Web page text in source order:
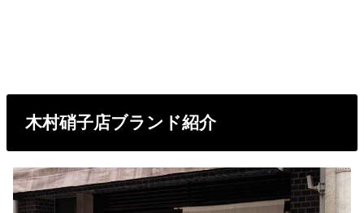
木村硝子店ブランド紹介